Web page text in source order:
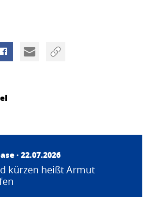
· 22.07.2026
kürzen heißt Armut